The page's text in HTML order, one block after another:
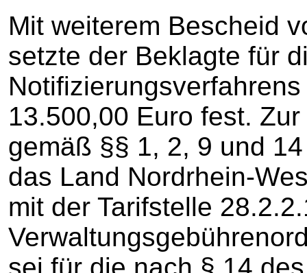
Mit weiterem Bescheid
setzte der Beklagte für
13.500,00 Euro fest.
gemäß §§ 1, 2, 9 und
das Land Nordrhein-
mit der Tarifstelle
sei für die nach § 14